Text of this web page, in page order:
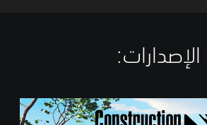
الإصدارات:‏